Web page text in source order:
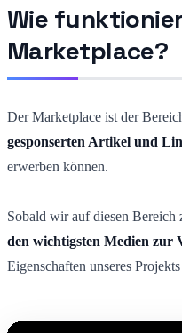
Wie
Marketplace?
Der Marketplace ist der
gesponserten Artikel und
erwerben können.
Sobald wir auf diesen Bereich
den wichtigsten Medien zur
Eigenschaften unseres